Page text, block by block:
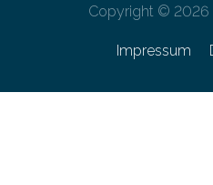
Copyright © 2026
Impressum